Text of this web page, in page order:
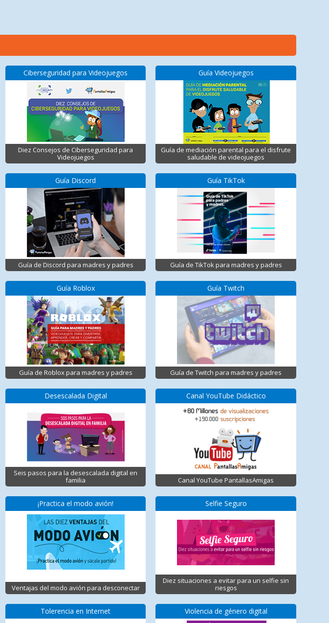
Ciberseguridad para Videojuegos
Diez Consejos de Ciberseguridad para
Videojuegos
Guía Discord
Guía de Discord para madres y padres
Guía Roblox
Guía de Roblox para madres y padres
Desescalada Digital
Seis pasos para la desescalada digital en
familia
¡Practica el modo avión!
Ventajas del modo avión para desconectar
Tolerencia en Internet
Guía Videojuegos
Guía de mediación parental para el disfrute
saludable de videojuegos
Guía TikTok
Guía de TikTok para madres y padres
Guía Twitch
Guía de Twitch para madres y padres
Canal YouTube Didáctico
Canal YouTube PantallasAmigas
Selfie Seguro
Diez situaciones a evitar para un selfie sin
riesgos
Violencia de género digital